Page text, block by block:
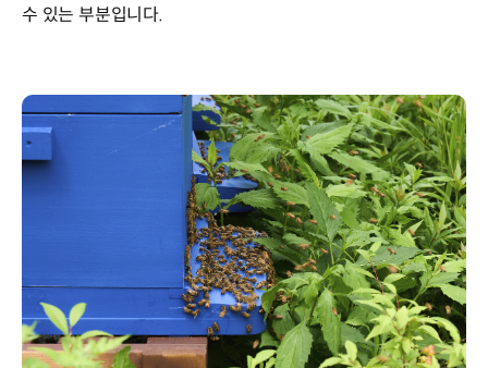
수 있는 부분입니다.